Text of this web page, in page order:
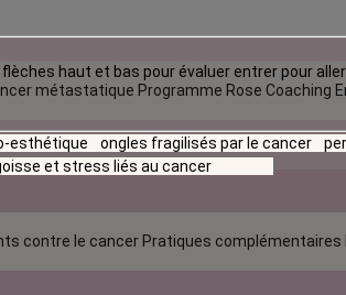
métastatique Programme Rose Coaching
contre le cancer Pratiques complémentaires
haut et bas pour évaluer entrer pour
esthétique ongles fragilisés par le cancer
et stress liés au cancer